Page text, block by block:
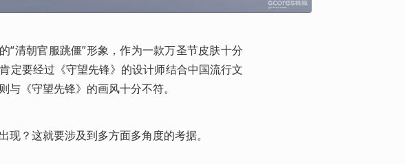
“清朝官服跳僵”形象，作为一款万圣节皮肤十分
定要经过《守望先锋》的设计师结合中国流行文
《守望先锋》的画风十分不符。
？这就要涉及到多方面多角度的考据。